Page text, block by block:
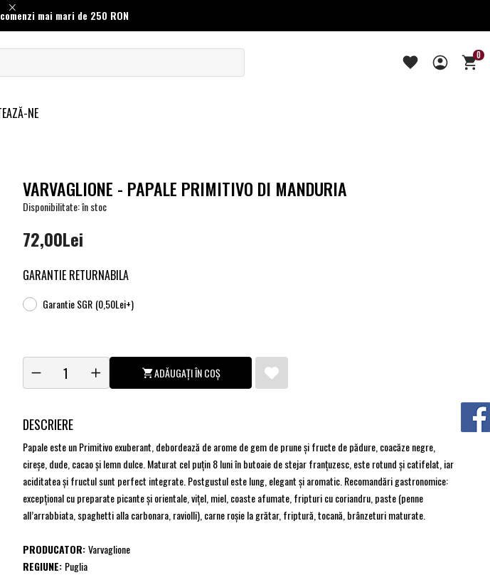
mai mari de 250 RON
0
NE
VARVAGLIONE - PAPALE PRIMITIVO DI MANDURIA
Disponibilitate: în stoc
72,00Lei
GARANTIE RETURNABILA
Garantie SGR (0,50Lei+)
ADĂUGAȚI ÎN COȘ
DESCRIERE
Papale este un Primitivo exuberant, debordează de arome de gem de prune și fructe de pădure, coacăze negre,
cireșe, dude, cacao și lemn dulce. Maturat cel puțin 8 luni în butoaie de stejar franțuzesc, este rotund și catifelat, iar
aciditatea și fructul sunt perfect integrate. Postgustul este lung, elegant și aromatic. Recomandări gastronomice:
excepțional cu preparate picante și orientale, vițel, miel, coaste afumate, fripturi cu coriandru, paste (penne
all’arrabbiata, spaghetti alla carbonara, raviolli), carne roșie la grătar, friptură, tocană, brânzeturi maturate.
PRODUCATOR:Varvaglione
REGIUNE: Puglia